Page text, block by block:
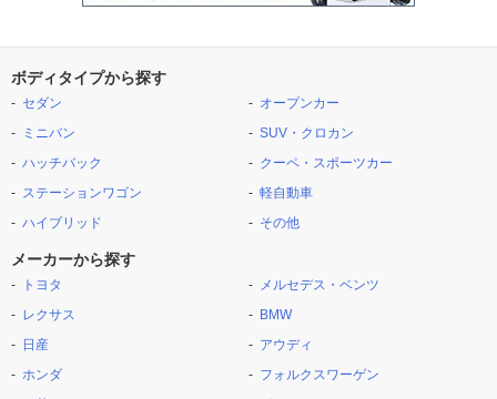
ボディタイプから探す
セダン
ミニバン
ハッチバック
ステーションワゴン
ハイブリッド
オープンカー
SUV・クロカン
クーペ・スポーツカー
軽自動車
その他
メーカーから探す
トヨタ
レクサス
日産
ホンダ
メルセデス・ベンツ
BMW
アウディ
フォルクスワーゲン